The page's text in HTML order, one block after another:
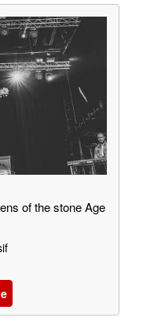
of the stone Age